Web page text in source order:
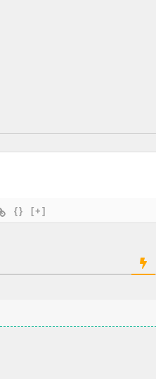
{} [+]